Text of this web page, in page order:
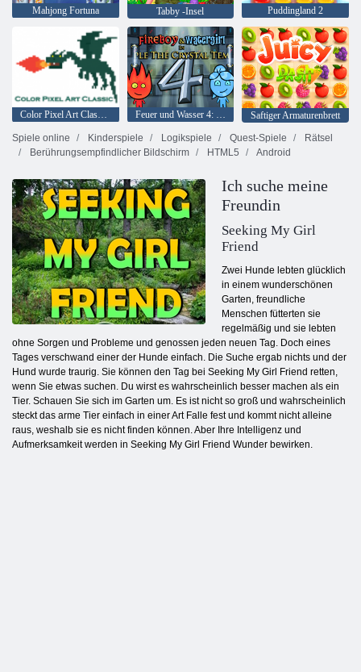
Mahjong Fortuna Tabby -Insel Puddingland 2
Color Pixel Art Classic Classic Feuer und Wasser 4: Kristalltempel
Saftiger Armaturenbrett
Spiele online
Kinderspiele Logikspiele Quest-Spiele
Rätsel
Berührungsempfindlicher Bildschirm
HTML5 Android
Ich suche meine
Freundin
Seeking My Girl
Friend
Zwei Hunde lebten glücklich
in einem wunderschönen
Garten, freundliche
Menschen fütterten sie
regelmäßig und sie lebten
ohne Sorgen und Probleme und genossen jeden neuen Tag. Doch eines
Tages verschwand einer der Hunde einfach. Die Suche ergab nichts und der
Hund wurde traurig. Sie können den Tag bei Seeking My Girl Friend retten,
wenn Sie etwas suchen. Du wirst es wahrscheinlich besser machen als ein
Tier. Schauen Sie sich im Garten um. Es ist nicht so groß und wahrscheinlich
steckt das arme Tier einfach in einer Art Falle fest und kommt nicht alleine
raus, weshalb sie es nicht finden können. Aber Ihre Intelligenz und
Aufmerksamkeit werden in Seeking My Girl Friend Wunder bewirken.